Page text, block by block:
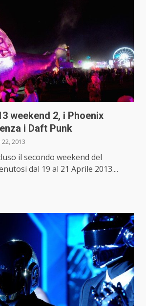
weekend 2, i Phoenix
i Daft Punk
2013
il secondo weekend del
dal 19 al 21 Aprile 2013....